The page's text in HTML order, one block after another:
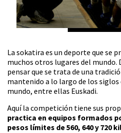
La sokatira es un deporte que se
muchos otros lugares del mundo.
pensar que se trata de una
mantenido a lo largo de los siglos
mundo, entre ellas Euskadi.
Aquí la competición tiene sus
practica en equipos formados
pesos límites de 560, 640 y 720